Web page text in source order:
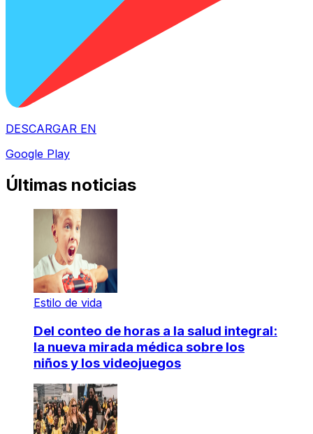
DESCARGAR EN
Google Play
Últimas noticias
Estilo de vida
Del conteo de horas a la salud integral:
la nueva mirada médica sobre los
niños y los videojuegos